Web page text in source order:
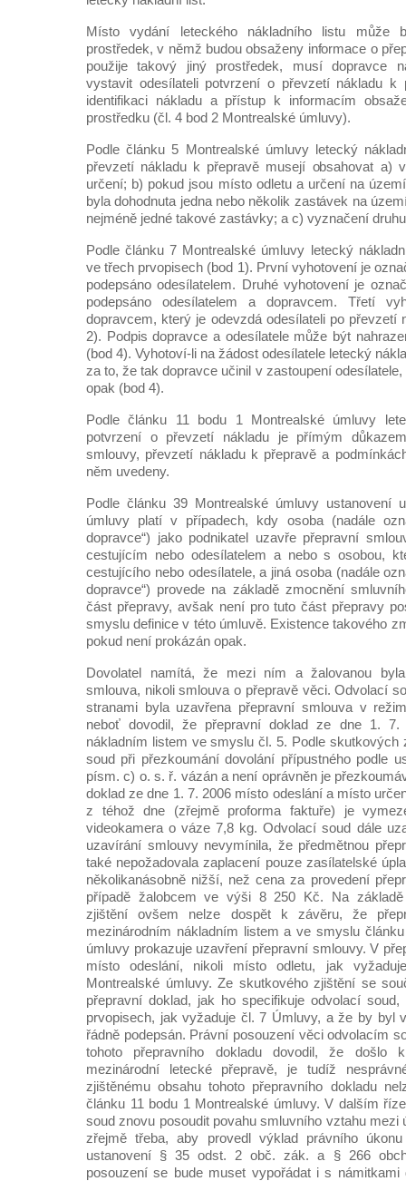
Místo vydání leteckého nákladního listu může
prostředek, v němž budou obsaženy informace o
použije takový jiný prostředek, musí dopravce
vystavit odesílateli potvrzení o převzetí nákladu k
identifikaci nákladu a přístup k informacím
prostředku (čl. 4 bod 2 Montrealské úmluvy).
Podle článku 5 Montrealské úmluvy letecký
převzetí nákladu k přepravě musejí obsahovat a)
určení; b) pokud jsou místo odletu a určení na
byla dohodnuta jedna nebo několik zastávek na
nejméně jedné takové zastávky; a c) vyznačení
Podle článku 7 Montrealské úmluvy letecký
ve třech prvopisech (bod 1). První vyhotovení je
podepsáno odesílatelem. Druhé vyhotovení je
podepsáno odesílatelem a dopravcem. Třetí
dopravcem, který je odevzdá odesílateli po převzetí
2). Podpis dopravce a odesílatele může být
(bod 4). Vyhotoví-li na žádost odesílatele letecký
za to, že tak dopravce učinil v zastoupení
opak (bod 4).
Podle článku 11 bodu 1 Montrealské úmluvy
potvrzení o převzetí nákladu je přímým
smlouvy, převzetí nákladu k přepravě a
něm uvedeny.
Podle článku 39 Montrealské úmluvy ustanovení
úmluvy platí v případech, kdy osoba (nadále
dopravce“) jako podnikatel uzavře přepravní
cestujícím nebo odesílatelem a nebo s osobou,
cestujícího nebo odesílatele, a jiná osoba (nadále
dopravce“) provede na základě zmocnění
část přepravy, avšak není pro tuto část přepravy
smyslu definice v této úmluvě. Existence takového
pokud není prokázán opak.
Dovolatel namítá, že mezi ním a žalovanou
smlouva, nikoli smlouva o přepravě věci. Odvolací
stranami byla uzavřena přepravní smlouva v
neboť dovodil, že přepravní doklad ze dne 1. 7.
nákladním listem ve smyslu čl. 5. Podle skutkových
soud při přezkoumání dovolání přípustného podle
písm. c) o. s. ř. vázán a není oprávněn je
doklad ze dne 1. 7. 2006 místo odeslání a místo
z téhož dne (zřejmě proforma faktuře) je
videokamera o váze 7,8 kg. Odvolací soud dále
uzavírání smlouvy nevymínila, že předmětnou
také nepožadovala zaplacení pouze zasílatelské
několikanásobně nižší, než cena za provedení
případě žalobcem ve výši 8 250 Kč. Na základě
zjištění ovšem nelze dospět k závěru, že
mezinárodním nákladním listem a ve smyslu
úmluvy prokazuje uzavření přepravní smlouvy. V
místo odeslání, nikoli místo odletu, jak
Montrealské úmluvy. Ze skutkového zjištění se
přepravní doklad, jak ho specifikuje odvolací
prvopisech, jak vyžaduje čl. 7 Úmluvy, a že by byl
řádně podepsán. Právní posouzení věci odvolacím
tohoto přepravního dokladu dovodil, že došlo
mezinárodní letecké přepravě, je tudíž
zjištěnému obsahu tohoto přepravního dokladu
článku 11 bodu 1 Montrealské úmluvy. V dalším
soud znovu posoudit povahu smluvního vztahu mezi
zřejmě třeba, aby provedl výklad právního
ustanovení § 35 odst. 2 obč. zák. a § 266
posouzení se bude muset vypořádat i s námitkami